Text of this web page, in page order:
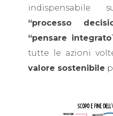
indispensabile
“processo
“pensare integrato
tutte le azioni
valore sostenibile